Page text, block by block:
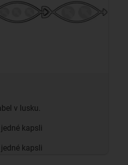
v lusku.
kapsli
kapsli